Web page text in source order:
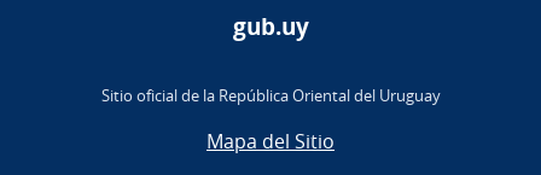
gub.uy
Sitio oficial de la República Oriental del Uruguay
Mapa del Sitio